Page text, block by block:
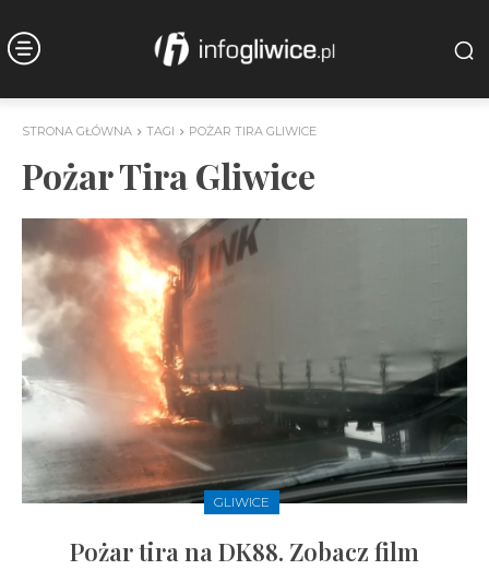
STRONA GŁÓWNA TAGI POŻAR TIRA GLIWICE
Pożar Tira Gliwice
GLIWICE
Pożar tira na DK88. Zobacz film